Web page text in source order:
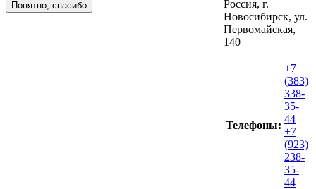
Понятно, спасибо
Россия, г.
Новосибирск, ул.
Первомайская,
140
Телефоны:
+7
(383)
338-
35-
44
+7
(923)
238-
35-
44